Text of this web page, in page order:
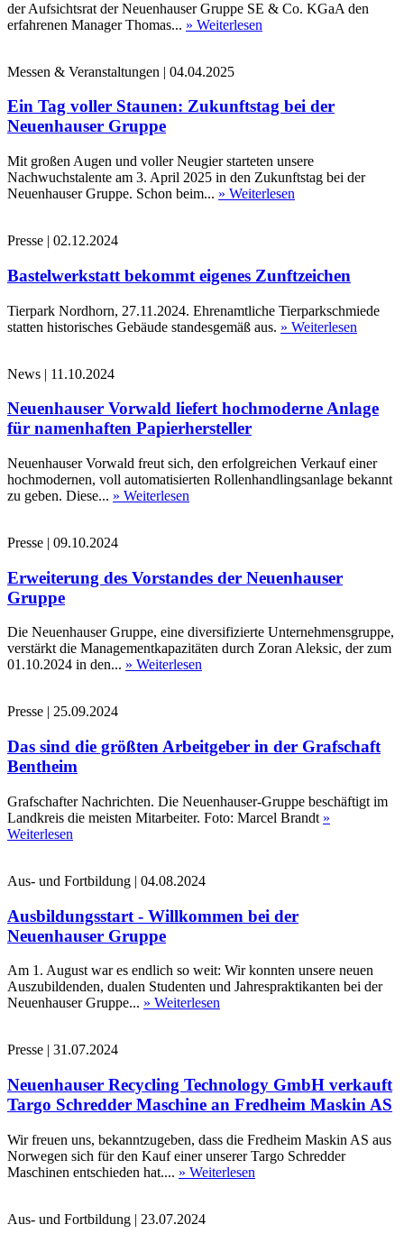
der Aufsichtsrat der Neuenhauser Gruppe SE & Co. KGaA den
erfahrenen Manager Thomas... » Weiterlesen
Messen & Veranstaltungen | 04.04.2025
Ein Tag voller Staunen: Zukunftstag bei der
Neuenhauser Gruppe
Mit großen Augen und voller Neugier starteten unsere
Nachwuchstalente am 3. April 2025 in den Zukunftstag bei der
Neuenhauser Gruppe. Schon beim... » Weiterlesen
Presse | 02.12.2024
Bastelwerkstatt bekommt eigenes Zunftzeichen
Tierpark Nordhorn, 27.11.2024. Ehrenamtliche Tierparkschmiede
statten historisches Gebäude standesgemäß aus. » Weiterlesen
News | 11.10.2024
Neuenhauser Vorwald liefert hochmoderne Anlage
für namenhaften Papierhersteller
Neuenhauser Vorwald freut sich, den erfolgreichen Verkauf einer
hochmodernen, voll automatisierten Rollenhandlingsanlage bekannt
zu geben. Diese... » Weiterlesen
Presse | 09.10.2024
Erweiterung des Vorstandes der Neuenhauser
Gruppe
Die Neuenhauser Gruppe, eine diversifizierte Unternehmensgruppe,
verstärkt die Managementkapazitäten durch Zoran Aleksic, der zum
01.10.2024 in den... » Weiterlesen
Presse | 25.09.2024
Das sind die größten Arbeitgeber in der Grafschaft
Bentheim
Grafschafter Nachrichten. Die Neuenhauser-Gruppe beschäftigt im
Landkreis die meisten Mitarbeiter. Foto: Marcel Brandt »
Weiterlesen
Aus- und Fortbildung | 04.08.2024
Ausbildungsstart - Willkommen bei der
Neuenhauser Gruppe
Am 1. August war es endlich so weit: Wir konnten unsere neuen
Auszubildenden, dualen Studenten und Jahrespraktikanten bei der
Neuenhauser Gruppe... » Weiterlesen
Presse | 31.07.2024
Neuenhauser Recycling Technology GmbH verkauft
Targo Schredder Maschine an Fredheim Maskin AS
Wir freuen uns, bekanntzugeben, dass die Fredheim Maskin AS aus
Norwegen sich für den Kauf einer unserer Targo Schredder
Maschinen entschieden hat.... » Weiterlesen
Aus- und Fortbildung | 23.07.2024